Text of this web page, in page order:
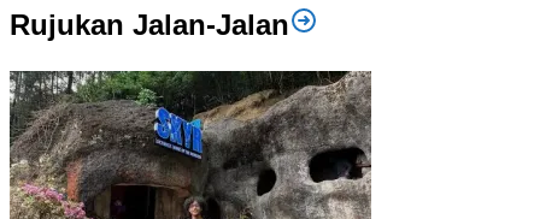
Rujukan Jalan-Jalan